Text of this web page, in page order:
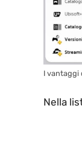
I vantaggi
Nella